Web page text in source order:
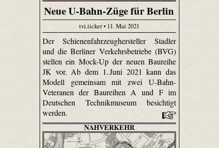
Neue U-Bahn-Züge für Berlin
tvi.ticker • 11. Mai 2021
Der Schienenfahrzeughersteller Stadler
und die Berliner Verkehrsbetriebe (BVG)
stellen ein Mock-Up der neuen Baureihe
JK vor. Ab dem 1. Juni 2021 kann das
Modell gemeinsam mit zwei U-Bahn-
Veteranen der Baureihen A und F im
Deutschen Technikmuseum besichtigt
werden.
NAHVERKEHR